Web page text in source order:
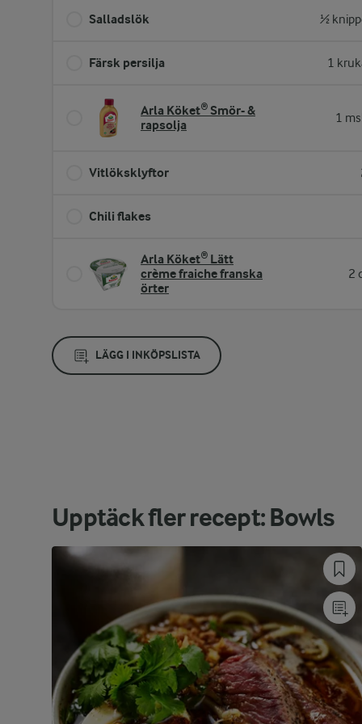
Salladslök ½
Färsk persilja 1
Arla Köket® Smör- &
rapsolja
1
Vitlöksklyftor
Chili flakes
Arla Köket® Lätt
crème fraiche franska
örter
2
LÄGG I INKÖPSLISTA
Upptäck fler recept: Bowls